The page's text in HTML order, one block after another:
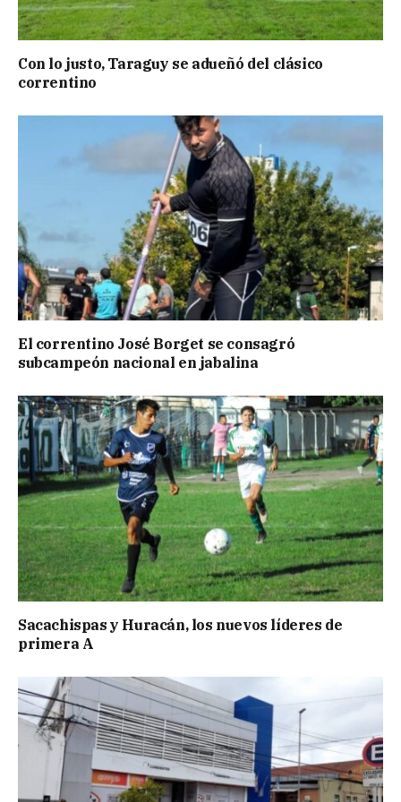
Con lo justo, Taraguy se adueñó del clásico
correntino
El correntino José Borget se consagró
subcampeón nacional en jabalina
Sacachispas y Huracán, los nuevos líderes de
primera A